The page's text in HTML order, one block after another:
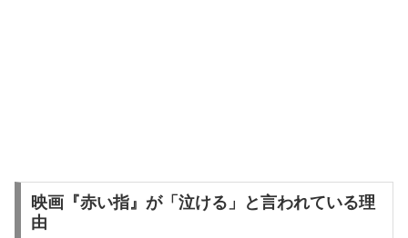
映画『赤い指』が「泣ける」と言われている理
由